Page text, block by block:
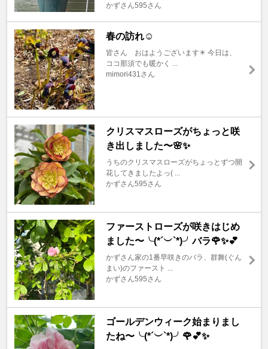
かずさん595さん
春の訪れ☺️
皆さん おはようございます☀ 今日は、
ココ那須でも暖かく ...
mimori431さん
クリスマスローズがちょっと咲
き出しました〜🌸✨
うちのクリスマスローズがちょっとずつ開
花してきましたよっ( ...
かずさん595さん
ファーストローズが咲きはじめ
ました〜╰(*´︶`*)╯バラ🌹✨💕
かずさん家の1番早咲きのバラ、群舞(ぐん
まい)のファースト ...
かずさん595さん
ゴールデンウィーク始まりまし
たね〜╰(*´︶`*)╯🌹💕✨